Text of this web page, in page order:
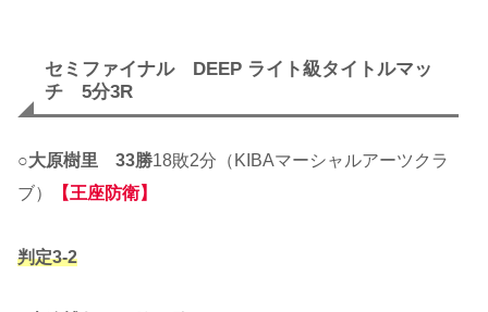
セミファイナル DEEP ライト級タイトルマッ
チ 5分3R
○大原樹里 33勝18敗2分（KIBAマーシャルアーツクラ
ブ）
【王座防衛】
判定3-2